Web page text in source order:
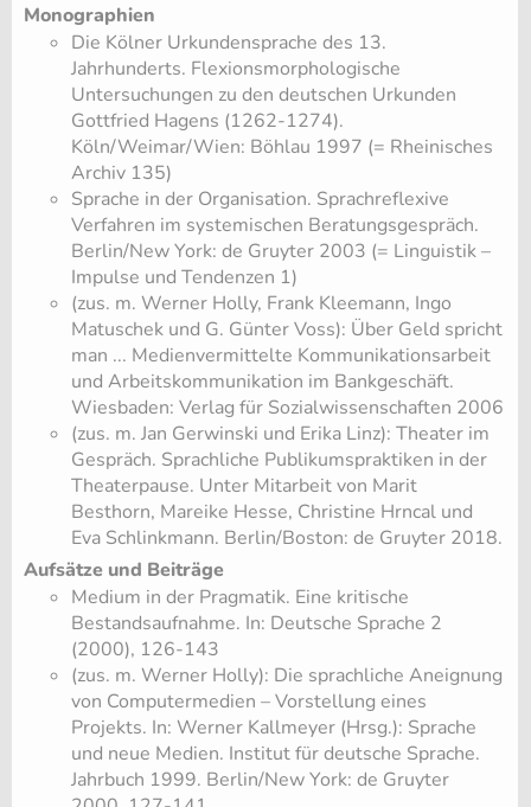
Monographien
Die Kölner Urkundensprache des 13.
Jahrhunderts. Flexionsmorphologische
Untersuchungen zu den deutschen Urkunden
Gottfried Hagens (1262-1274).
Köln/Weimar/Wien: Böhlau 1997 (= Rheinisches
Archiv 135)
Sprache in der Organisation. Sprachreflexive
Verfahren im systemischen Beratungsgespräch.
Berlin/New York: de Gruyter 2003 (= Linguistik –
Impulse und Tendenzen 1)
(zus. m. Werner Holly, Frank Kleemann, Ingo
Matuschek und G. Günter Voss): Über Geld spricht
man ... Medienvermittelte Kommunikationsarbeit
und Arbeitskommunikation im Bankgeschäft.
Wiesbaden: Verlag für Sozialwissenschaften 2006
(zus. m. Jan Gerwinski und Erika Linz): Theater im
Gespräch. Sprachliche Publikumspraktiken in der
Theaterpause. Unter Mitarbeit von Marit
Besthorn, Mareike Hesse, Christine Hrncal und
Eva Schlinkmann. Berlin/Boston: de Gruyter 2018.
Aufsätze und Beiträge
Medium in der Pragmatik. Eine kritische
Bestandsaufnahme. In: Deutsche Sprache 2
(2000), 126-143
(zus. m. Werner Holly): Die sprachliche Aneignung
von Computermedien – Vorstellung eines
Projekts. In: Werner Kallmeyer (Hrsg.): Sprache
und neue Medien. Institut für deutsche Sprache.
Jahrbuch 1999. Berlin/New York: de Gruyter